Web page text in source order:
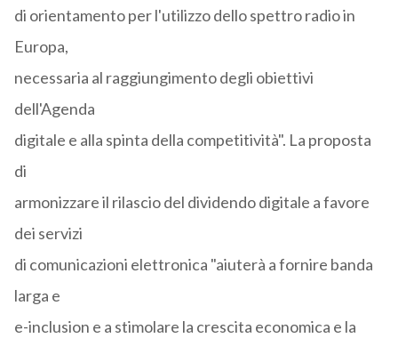
di orientamento per l'utilizzo dello spettro radio in
Europa,
necessaria al raggiungimento degli obiettivi
dell'Agenda
digitale e alla spinta della competitività". La proposta
di
armonizzare il rilascio del dividendo digitale a favore
dei servizi
di comunicazioni elettronica "aiuterà a fornire banda
larga e
e-inclusion e a stimolare la crescita economica e la